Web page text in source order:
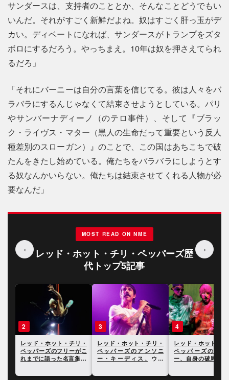
サンダースは、支持者のこととか、そんなことどうでもい
いんだ。それがすごく新鮮だよね。奴はすごく肝っ玉がデ
カい。ディベートになれば、サンダースがトランプをズタ
ボロにするだろう。やっちまえ。10年は奴を押さえてられ
るだろ」
「それにバーニーは自分の言葉を信じてる。彼は人々をバ
ラバラにするんじゃなくて結束させようとしている。パリ
やサンバーナディーノ（のテロ事件）、そして『ブラッ
ク・ライヴス・マター（黒人の生命だって重要という反人
種差別のスローガン）』のことで、この国はあちこちで破
たんをきたし始めている。俺たちをバラバラにしようとす
る奴なんかいらない。俺たちは結束させてくれる人物が必
要なんだ」
‹
MOST READ ON NME
レッド・ホット・チリ・ペッパーズ歴
代トップ5記事
›
3
レッド・ホット・チリ・
ペッパーズのアンソニ
ー・キーディス、ウィ
4
レッド・ホット・チリ・
ペッパーズのアンソニ
ー、自身の破局と性生活
5
レッチリのアンソ
キーディス、クリ
ーネルの死について